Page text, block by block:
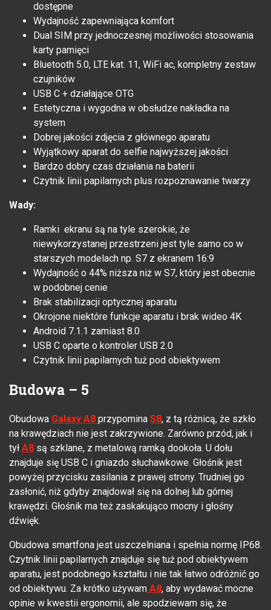
dostępne
Wydajność zapewniająca komfort
Dual SIM przy jednoczesnej możliwości stosowania
karty pamięci
Bluetooth 5.0, LTE kat. 11, WiFi ac, kompletny zestaw
czujników
USB C + działające OTG
Estetyczna i wygodna w obsłudze nakładka na
system
Dobrej jakości zdjęcia z głównego aparatu
Wyjątkowy aparat do selfie najwyższej jakości
Bardzo dobry czas działania na baterii
Czytnik linii papilarnych plus rozpoznawanie twarzy
Wady:
Ramki ekranu są na tyle szerokie, że
niewykorzystanej przestrzeni jest tyle samo co w
starszych modelach np. S7 z ekranem 16:9
Wydajność o 44% niższa niż w S7, który jest obecnie
w podobnej cenie
Brak stabilizacji optycznej aparatu
Okrojone niektóre funkcje aparatu i brak wideo 4K
Android 7.1.1 zamiast 8.0
USB C oparte o kontroler USB 2.0
Czytnik linii papilarnych tuż pod obiektywem
Budowa – 5
Obudowa Galaxy A8 przypomina S8, z tą różnicą, że szkło
na krawędziach nie jest zakrzywione. Zarówno przód, jak i
tył A8 są szklane, z metalową ramką dookoła. U dołu
znajduje się USB C i gniazdo słuchawkowe. Głośnik jest
powyżej przycisku zasilania z prawej strony. Trudniej go
zasłonić, niż gdyby znajdował się na dolnej lub górnej
krawędzi. Głośnik ma też zaskakująco mocny i głośny
dźwięk.
Obudowa smartfona jest uszczelniana i spełnia normę IP68.
Czytnik linii papilarnych znajduje się tuż pod obiektywem
aparatu, jest podobnego kształtu i nie tak łatwo odróżnić go
od obiektywu. Za krótko używam A8, aby wydawać mocne
opinie w kwestii ergonomii, ale spodziewam się, że